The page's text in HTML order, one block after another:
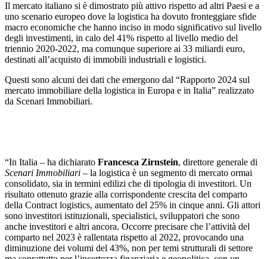
Il mercato italiano si è dimostrato più attivo rispetto ad altri Paesi e a
uno scenario europeo dove la logistica ha dovuto fronteggiare sfide
macro economiche che hanno inciso in modo significativo sul livello
degli investimenti, in calo del 41% rispetto al livello medio del
triennio 2020-2022, ma comunque superiore ai 33 miliardi euro,
destinati all’acquisto di immobili industriali e logistici.
Questi sono alcuni dei dati che emergono dal “Rapporto 2024 sul
mercato immobiliare della logistica in Europa e in Italia” realizzato
da Scenari Immobiliari.
“In Italia – ha dichiarato Francesca Zirnstein, direttore generale di
Scenari Immobiliari – la logistica è un segmento di mercato ormai
consolidato, sia in termini edilizi che di tipologia di investitori. Un
risultato ottenuto grazie alla corrispondente crescita del comparto
della Contract logistics, aumentato del 25% in cinque anni. Gli attori
sono investitori istituzionali, specialistici, sviluppatori che sono
anche investitori e altri ancora. Occorre precisare che l’attività del
comparto nel 2023 è rallentata rispetto al 2022, provocando una
diminuzione dei volumi del 43%, non per temi strutturali di settore